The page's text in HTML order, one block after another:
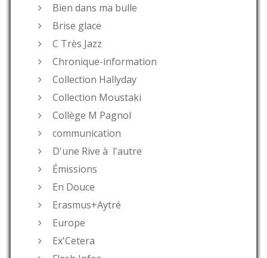
Bien dans ma bulle
Brise glace
C Très Jazz
Chronique-information
Collection Hallyday
Collection Moustaki
Collège M Pagnol
communication
D'une Rive à l'autre
Émissions
En Douce
Erasmus+Aytré
Europe
Ex'Cetera